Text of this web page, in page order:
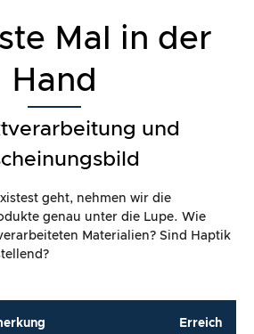
Mal in der
Hand
und
geht, nehmen wir die
genau unter die Lupe. Wie
Materialien? Sind Haptik
Erreich